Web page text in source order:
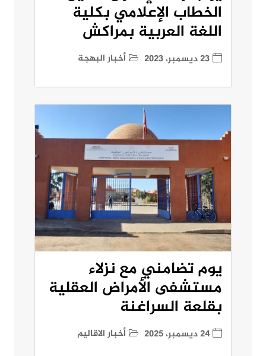
الخطاب الإعلامي بكلية
اللغة العربية بمراكش
23 ديسمبر، 2023 أخبار البهجة
يوم تضامني مع نزلاء
مستشفى الأمراض العقلية
بقلعة السراغنة
24 ديسمبر، 2025 أخبار الاقاليم